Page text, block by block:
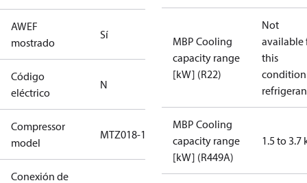
AWEF
mostrado
Sí
Código
eléctrico
N
Compressor
model
MTZ018-1
Conexión de
MBP Cooling
capacity range
[kW] (R22)
Not
available
this
MBP Cooling
capacity range
[kW] (R449A)
1.5 to 3.7